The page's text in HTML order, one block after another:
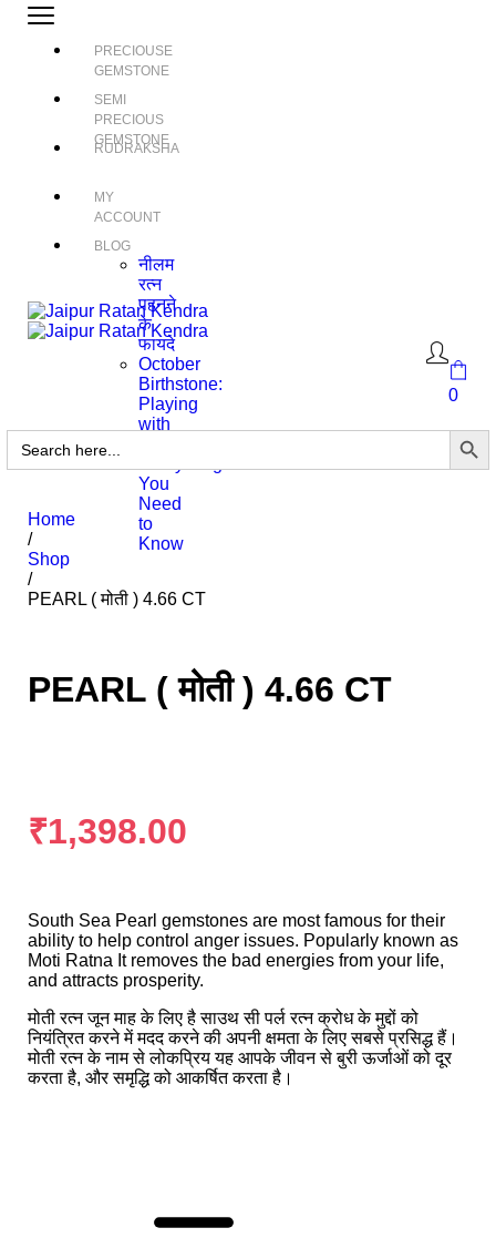
PRECIOUSE
GEMSTONE
SEMI
PRECIOUS
GEMSTONE
RUDRAKSHA
MY
ACCOUNT
BLOG
नीलम
रत्न
पहनने
के
फायदे
October
Birthstone:
Playing
with
You
Need
to
Know
0
Search
for:
Search
Home
/
Shop
/
PEARL ( मोती ) 4.66 CT
PEARL ( मोती ) 4.66 CT
₹1,398.00
South Sea Pearl gemstones are most famous for their
ability to help control anger issues. Popularly known as
Moti Ratna It removes the bad energies from your life,
and attracts prosperity.
मोती रत्न जून माह के लिए है साउथ सी पर्ल रत्न क्रोध के मुद्दों को
नियंत्रित करने में मदद करने की अपनी क्षमता के लिए सबसे प्रसिद्ध हैं।
मोती रत्न के नाम से लोकप्रिय यह आपके जीवन से बुरी ऊर्जाओं को दूर
करता है, और समृद्धि को आकर्षित करता है।